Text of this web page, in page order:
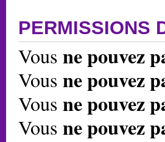
PERMISSIONS
Vous ne pouvez
Vous ne pouvez
Vous ne pouvez
Vous ne pouvez